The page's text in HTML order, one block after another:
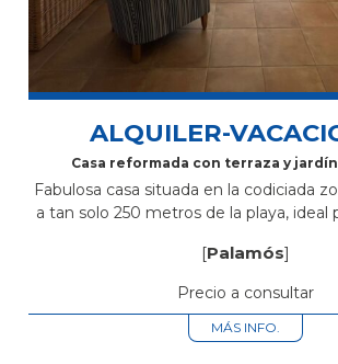
ALQUILER-
Casa reformada con terraza y jardín
Fabulosa casa situada en la codiciada
a tan solo 250 metros de la playa, ideal
[Palamós]
Precio a consultar
MÁS INFO.